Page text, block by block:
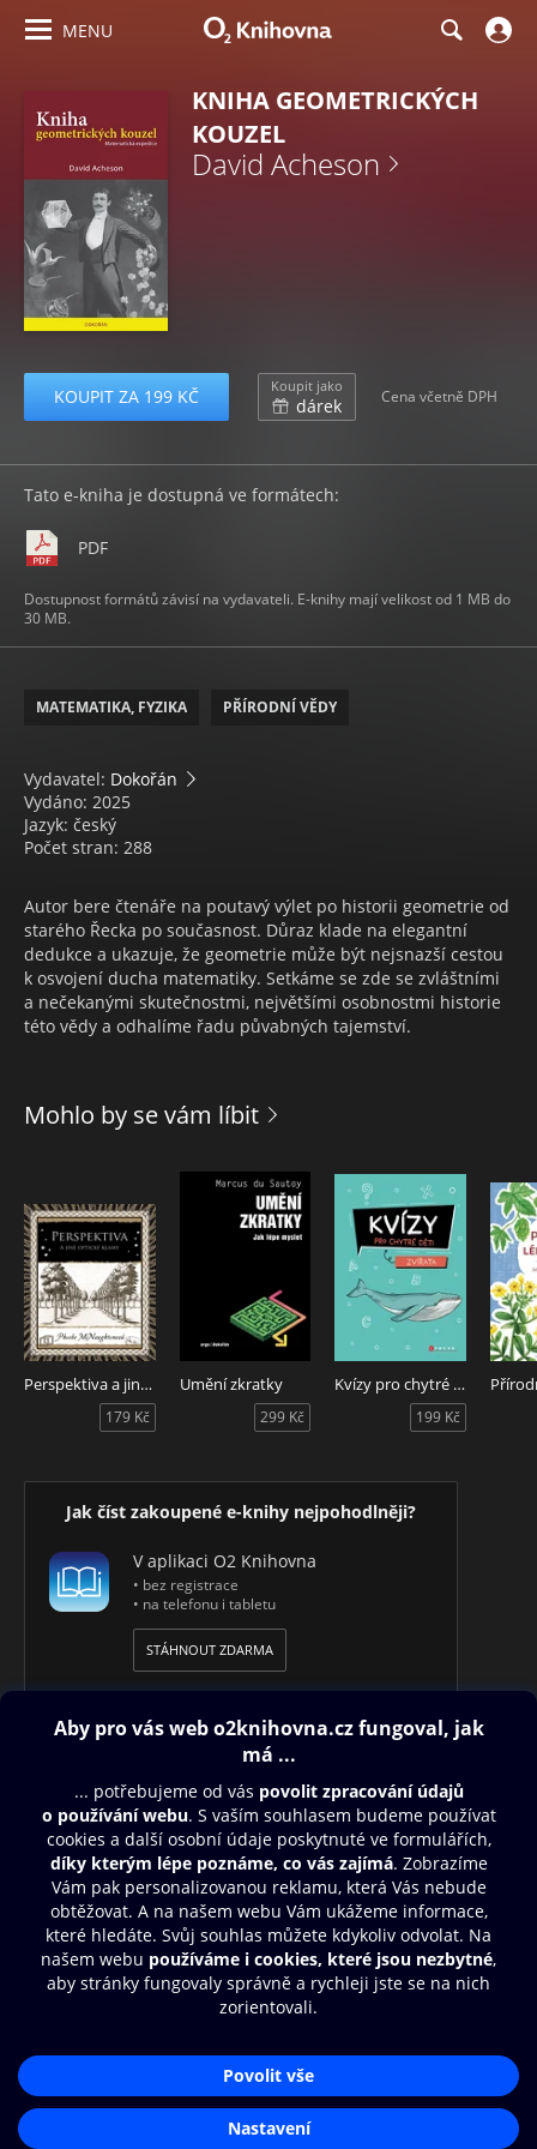
MENU
KNIHA GEOMETRICKÝCH
KOUZEL
David Acheson
KOUPIT ZA 199 KČ Koupit jako
dárek Cena včetně DPH
Tato e-kniha je dostupná ve formátech:
PDF
Dostupnost formátů závisí na vydavateli. E-knihy mají velikost od 1 MB do
30 MB.
MATEMATIKA, FYZIKA PŘÍRODNÍ VĚDY
Vydavatel: Dokořán
Vydáno: 2025
Jazyk: český
Počet stran: 288
Autor bere čtenáře na poutavý výlet po historii geometrie od
starého Řecka po současnost. Důraz klade na elegantní
dedukce a ukazuje, že geometrie může být nejsnazší cestou
k osvojení ducha matematiky. Setkáme se zde se zvláštními
a nečekanými skutečnostmi, největšími osobnostmi historie
této vědy a odhalíme řadu půvabných tajemství.
Mohlo by se vám líbit
Perspektiva a jiné optické klamy
179 Kč
Umění zkratky
299 Kč
Kvízy pro chytré děti: Zvířata
199 Kč
Jak číst zakoupené e-knihy nejpohodlněji?
V aplikaci O2 Knihovna
• bez registrace
• na telefonu i tabletu
STÁHNOUT ZDARMA
Obsah ke stažení
Moje O2 Knihovna
Další zábava
© O2 Czech Republic a.s.
Zásady zpracování osobních údajůAplikace O2 Knihovna
Čti a poslouchej své e-knihy a